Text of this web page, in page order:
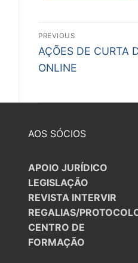
DOCENTES APOSENTADOS
Formação
Navegação
de
PREVIOUS
Previous
post:
AÇÕES DE CURTA
ONLINE
AOS SÓCIOS
APOIO JURÍDICO
LEGISLAÇÃO
REVISTA INTERVIR
REGALIAS/
CENTRO DE
FORMAÇÃO